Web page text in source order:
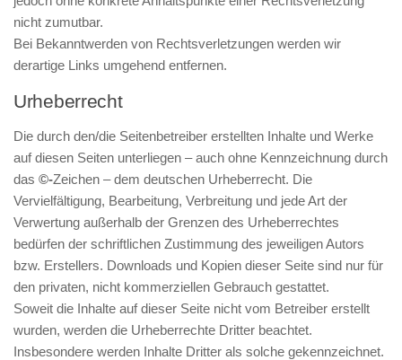
nicht zumutbar.
Bei Bekanntwerden von Rechtsverletzungen werden wir
derartige Links umgehend entfernen.
Urheberrecht
Die durch den/die Seitenbetreiber erstellten Inhalte und Werke
auf diesen Seiten unterliegen – auch ohne Kennzeichnung durch
das ©-Zeichen – dem deutschen Urheberrecht. Die
Vervielfältigung, Bearbeitung, Verbreitung und jede Art der
Verwertung außerhalb der Grenzen des Urheberrechtes
bedürfen der schriftlichen Zustimmung des jeweiligen Autors
bzw. Erstellers. Downloads und Kopien dieser Seite sind nur für
den privaten, nicht kommerziellen Gebrauch gestattet.
Soweit die Inhalte auf dieser Seite nicht vom Betreiber erstellt
wurden, werden die Urheberrechte Dritter beachtet.
Insbesondere werden Inhalte Dritter als solche gekennzeichnet.